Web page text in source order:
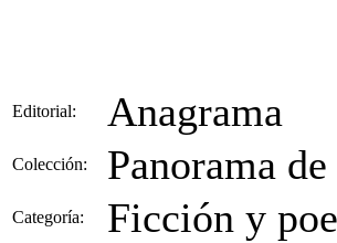
Editorial: Anagrama
Colección: Panorama
Categoría: Ficción y